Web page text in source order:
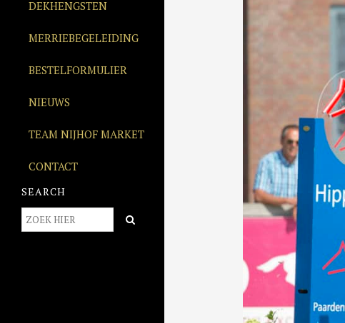
DEKHENGSTEN
MERRIEBEGELEIDING
BESTELFORMULIER
NIEUWS
TEAM NIJHOF MARKET
CONTACT
SEARCH